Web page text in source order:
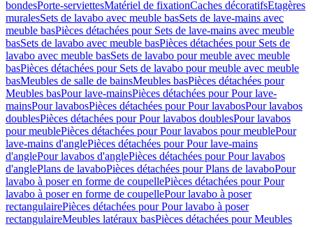
bondesPorte-serviettesMatériel de fixationCaches décoratifsEtagères
muralesSets de lavabo avec meuble basSets de lave-mains avec
meuble basPièces détachées pour Sets de lave-mains avec meuble
basSets de lavabo avec meuble basPièces détachées pour Sets de
lavabo avec meuble basSets de lavabo pour meuble avec meuble
basPièces détachées pour Sets de lavabo pour meuble avec meuble
basMeubles de salle de bainsMeubles basPièces détachées pour
Meubles basPour lave-mainsPièces détachées pour Pour lave-
mainsPour lavabosPièces détachées pour Pour lavabosPour lavabos
doublesPièces détachées pour Pour lavabos doublesPour lavabos
pour meublePièces détachées pour Pour lavabos pour meublePour
lave-mains d'anglePièces détachées pour Pour lave-mains
d'anglePour lavabos d'anglePièces détachées pour Pour lavabos
d'anglePlans de lavaboPièces détachées pour Plans de lavaboPour
lavabo à poser en forme de coupellePièces détachées pour Pour
lavabo à poser en forme de coupellePour lavabo à poser
rectangulairePièces détachées pour Pour lavabo à poser
rectangulaireMeubles latéraux basPièces détachées pour Meubles